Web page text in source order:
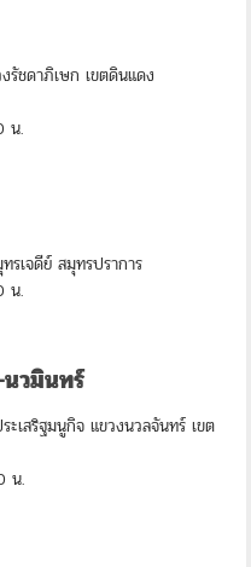
รัชดาภิเษก เขตดินแดง
น.
รเจดีย์ สมุทรปราการ
น.
วมินทร์
เสริฐมนูกิจ แขวงนวลจันทร์ เขต
น.